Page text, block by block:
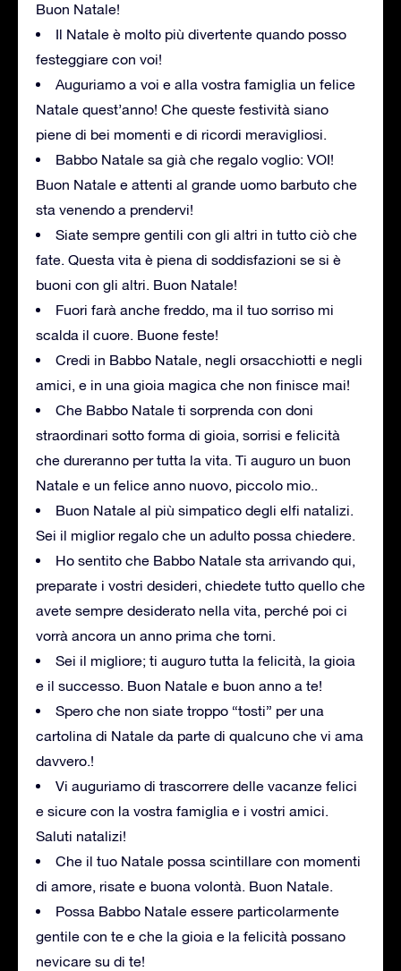
Buon Natale!
Il Natale è molto più divertente quando posso
festeggiare con voi!
Auguriamo a voi e alla vostra famiglia un felice
Natale quest’anno! Che queste festività siano
piene di bei momenti e di ricordi meravigliosi.
Babbo Natale sa già che regalo voglio: VOI!
Buon Natale e attenti al grande uomo barbuto che
sta venendo a prendervi!
Siate sempre gentili con gli altri in tutto ciò che
fate. Questa vita è piena di soddisfazioni se si è
buoni con gli altri. Buon Natale!
Fuori farà anche freddo, ma il tuo sorriso mi
scalda il cuore. Buone feste!
Credi in Babbo Natale, negli orsacchiotti e negli
amici, e in una gioia magica che non finisce mai!
Che Babbo Natale ti sorprenda con doni
straordinari sotto forma di gioia, sorrisi e felicità
che dureranno per tutta la vita. Ti auguro un buon
Natale e un felice anno nuovo, piccolo mio..
Buon Natale al più simpatico degli elfi natalizi.
Sei il miglior regalo che un adulto possa chiedere.
Ho sentito che Babbo Natale sta arrivando qui,
preparate i vostri desideri, chiedete tutto quello che
avete sempre desiderato nella vita, perché poi ci
vorrà ancora un anno prima che torni.
Sei il migliore; ti auguro tutta la felicità, la gioia
e il successo. Buon Natale e buon anno a te!
Spero che non siate troppo “tosti” per una
cartolina di Natale da parte di qualcuno che vi ama
davvero.!
Vi auguriamo di trascorrere delle vacanze felici
e sicure con la vostra famiglia e i vostri amici.
Saluti natalizi!
Che il tuo Natale possa scintillare con momenti
di amore, risate e buona volontà. Buon Natale.
Possa Babbo Natale essere particolarmente
gentile con te e che la gioia e la felicità possano
nevicare su di te!